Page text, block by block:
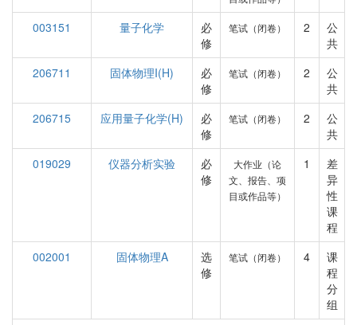
003151 量子化学
必
修
笔试（闭卷） 2
公
共
206711
固体物理I(H)
必
修
笔试（闭卷） 2
公
共
206715
应用量子化学(H)
必
修
笔试（闭卷） 2
公
共
019029
仪器分析实验
必
修
大作业（论
文、报告、项
目或作品等）
1
差
异
性
课
程
002001
固体物理A
选
修
笔试（闭卷） 4
课
程
分
组